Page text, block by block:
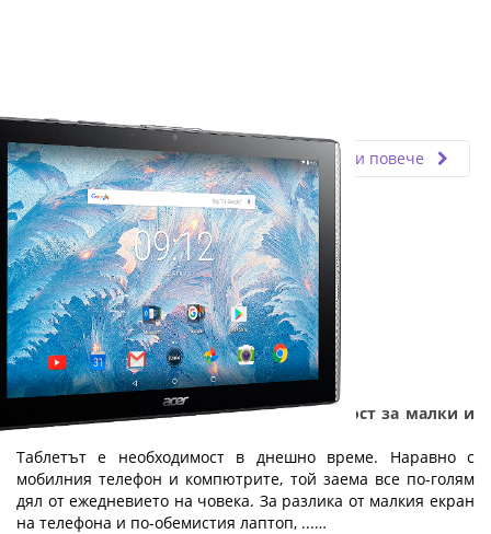
27.12.2024
Прочети повече
Таблетът - технология с добавена стойност за малки и
големи
Таблетът е необходимост в днешно време. Наравно с
мобилния телефон и компютрите, той заема все по-голям
дял от ежедневието на човека. За разлика от малкия екран
на телефона и по-обемистия лаптоп, ...…